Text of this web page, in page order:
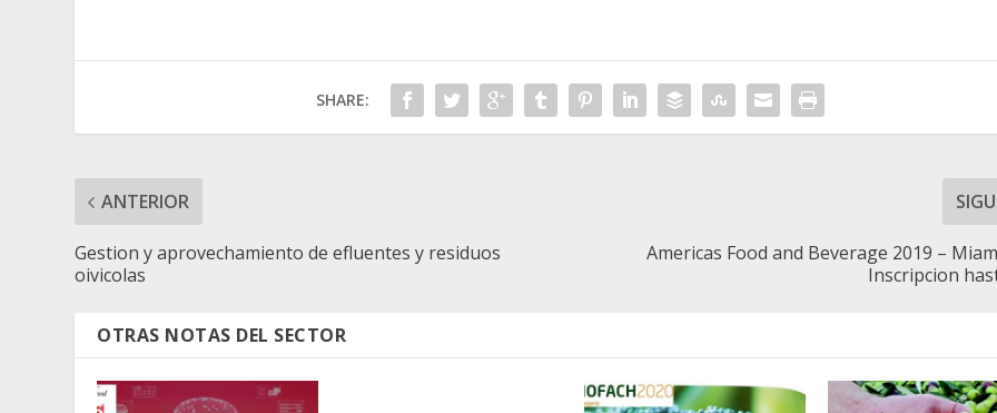
SHARE:
ANTERIOR
Gestion y aprovechamiento de efluentes y residuos
oivicolas
Americas Food and Beverage 2019 –
Inscripcion
OTRAS NOTAS DEL SECTOR